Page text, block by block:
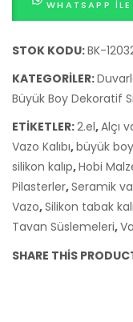
silikon
adet
WHATSAPP
STOK KODU:BK-
KATEGORILER:
Büyük Boy Dekoratif
ETIKETLER:2.el,Alçı
Vazo Kalıbı,büyük boy
silikon kalıp,Hobi
Pilasterler,Seramik
Vazo,Silikon tabak
Tavan Süslemeleri,
SHARE THIS